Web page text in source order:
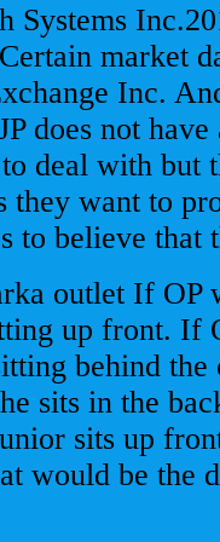
Systems
market
Inc.
does not
deal with but
they want to
to believe that
outlet If OP
up front. If
behind
sits in the
sits up
would be the